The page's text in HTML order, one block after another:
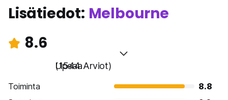
Lisätiedot: Melbourne
8.6
Upeaa
(1544 Arviot)
Toiminta
8.8